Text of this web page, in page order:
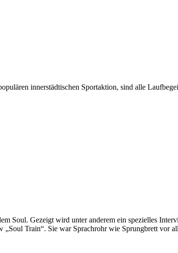
innerstädtischen Sportaktion, sind alle
Soul. Gezeigt wird unter anderem ein spezielles
Train“. Sie war Sprachrohr wie Sprungbrett vor